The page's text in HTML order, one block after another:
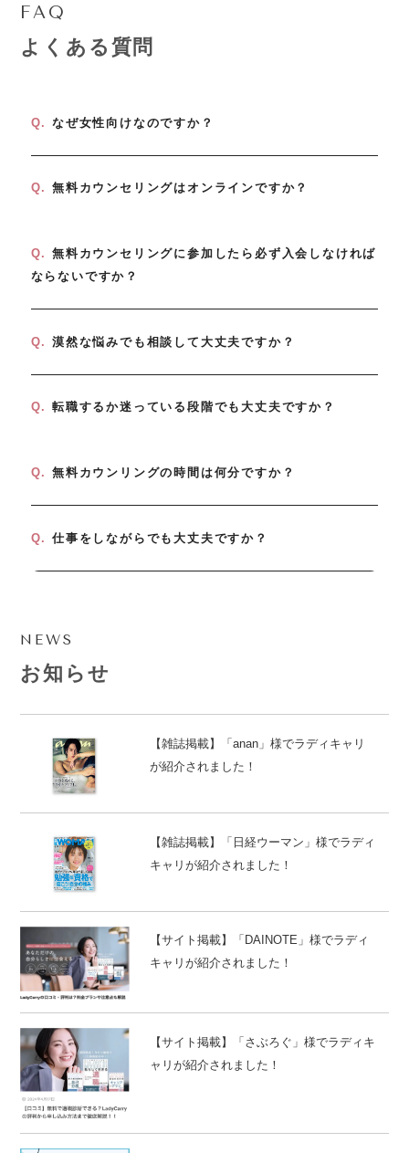
FAQ
よくある質問
Q. なぜ女性向けなのですか？
Q. 無料カウンセリングはオンラインですか？
Q. 無料カウンセリングに参加したら必ず入会しなければ
ならないですか？
Q. 漠然な悩みでも相談して大丈夫ですか？
Q. 転職するか迷っている段階でも大丈夫ですか？
Q. 無料カウンリングの時間は何分ですか？
Q. 仕事をしながらでも大丈夫ですか？
NEWS
お知らせ
【雑誌掲載】「anan」様でラディキャリ
が紹介されました！
【雑誌掲載】「日経ウーマン」様でラディ
キャリが紹介されました！
【サイト掲載】「DAINOTE」様でラディ
キャリが紹介されました！
【サイト掲載】「さぶろぐ」様でラディキ
ャリが紹介されました！